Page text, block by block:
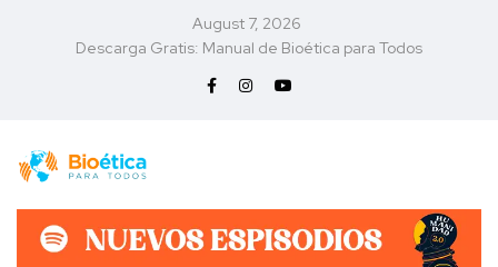
August 7, 2026
Descarga Gratis: Manual de Bioética para Todos